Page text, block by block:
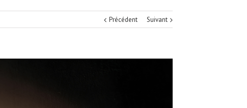
Précédent Suivant